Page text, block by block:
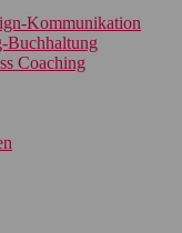
Kommunikation
Buchhaltung
Coaching